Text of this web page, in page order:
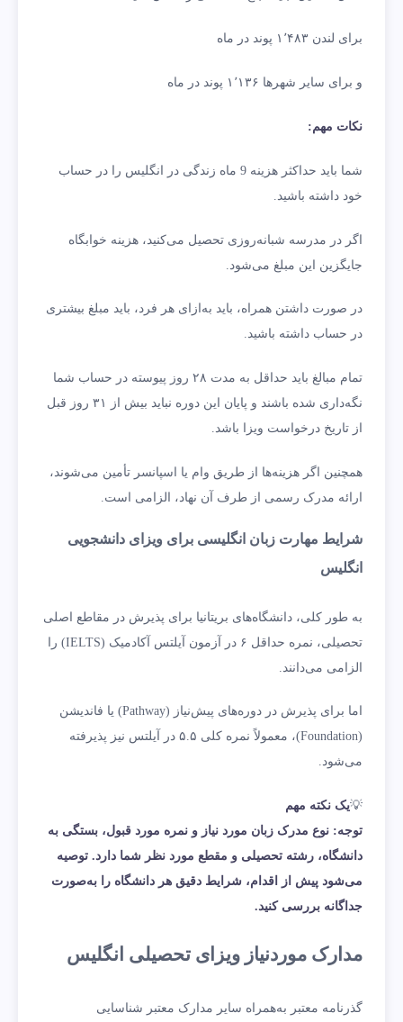
برای لندن ۱٬۴۸۳ پوند در ماه
و برای سایر شهرها ۱٬۱۳۶ پوند در ماه
نکات مهم:
شما باید حداکثر هزینه 9 ماه زندگی در انگلیس را در حساب
خود داشته باشید.
اگر در مدرسه شبانه‌روزی تحصیل می‌کنید، هزینه خوابگاه
جایگزین این مبلغ می‌شود.
در صورت داشتن همراه، باید به‌ازای هر فرد، باید مبلغ بیشتری
در حساب داشته باشید.
تمام مبالغ باید حداقل به مدت ۲۸ روز پیوسته در حساب شما
نگه‌داری شده باشند و پایان این دوره نباید بیش از ۳۱ روز قبل
از تاریخ درخواست ویزا باشد.
همچنین اگر هزینه‌ها از طریق وام یا اسپانسر تأمین می‌شوند،
ارائه مدرک رسمی از طرف آن نهاد، الزامی است.
شرایط مهارت زبان انگلیسی برای ویزای دانشجویی
انگلیس
به طور کلی، دانشگاه‌های بریتانیا برای پذیرش در مقاطع اصلی
تحصیلی، نمره حداقل ۶ در آزمون آیلتس آکادمیک (IELTS) را
الزامی می‌دانند.
اما برای پذیرش در دوره‌های پیش‌نیاز (Pathway) یا فاندیشن
(Foundation)، معمولاً نمره کلی ۵.۵ در آیلتس نیز پذیرفته
می‌شود.
💡یک نکته مهم
توجه: نوع مدرک زبان مورد نیاز و نمره مورد قبول، بستگی به
دانشگاه، رشته تحصیلی و مقطع مورد نظر شما دارد. توصیه
می‌شود پیش از اقدام، شرایط دقیق هر دانشگاه را به‌صورت
جداگانه بررسی کنید.
مدارک موردنیاز ویزای تحصیلی انگلیس
گذرنامه معتبر به‌همراه سایر مدارک معتبر شناسایی